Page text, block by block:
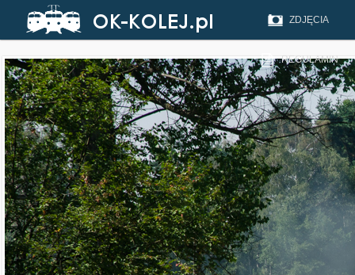
ZDJĘCIA
REGULAMIN